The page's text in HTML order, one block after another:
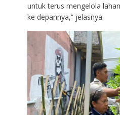
untuk terus mengelola
ke depannya,” jelasnya.